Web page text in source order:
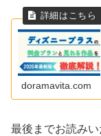
doramavita.com
最後までお読みい